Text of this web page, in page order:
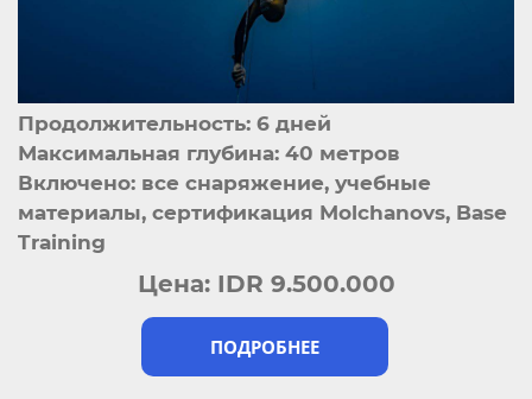
Продолжительность: 6 дней
Максимальная глубина: 40 метров
Включено: все снаряжение, учебные
материалы, сертификация Molchanovs, Base
Training
ПОДРОБНЕЕ
Цена: IDR 9.500.000